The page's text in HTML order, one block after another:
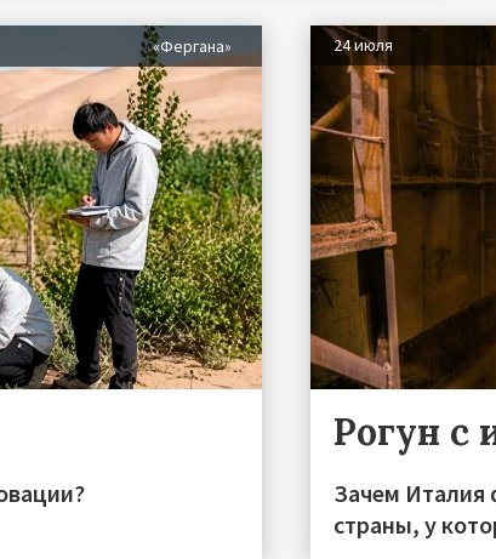
«Фергана» 24 июля
Рогун с
Зачем Италия
страны, у